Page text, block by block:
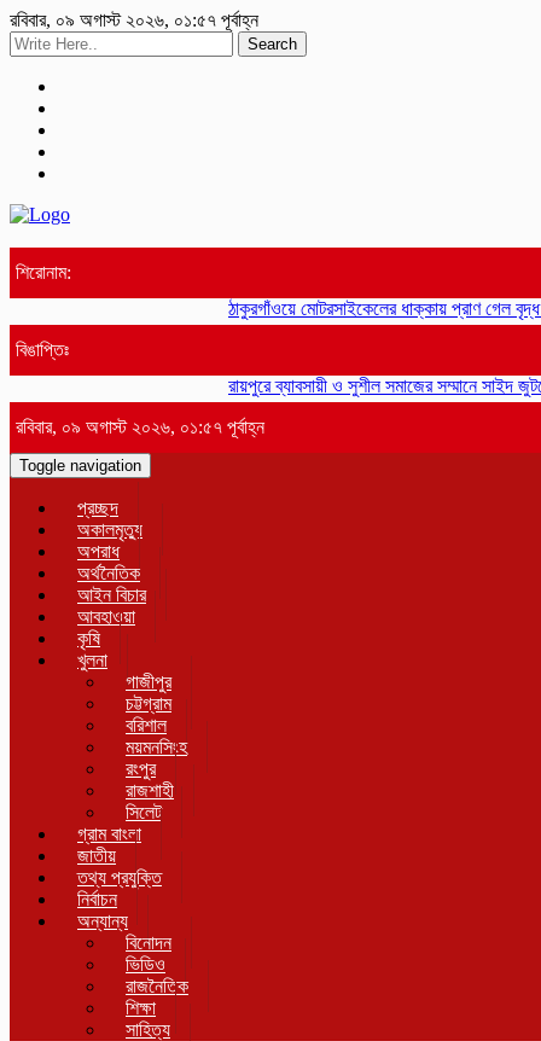
রবিবার, ০৯ অগাস্ট ২০২৬, ০১:৫৭ পূর্বাহ্ন
Search
শিরোনাম:
ঠাকুরগাঁওয়ে মোটরসাইকেলের ধাক্কায় প্রাণ গেল
বিঙাপ্তিঃ
রায়পুরে ব্যাবসায়ী ও সুশীল সমাজের সম্মানে সাইদ
রবিবার, ০৯ অগাস্ট ২০২৬, ০১:৫৭ পূর্বাহ্ন
Toggle navigation
প্রচ্ছদ
অকালমৃত্যু
অপরাধ
অর্থনৈতিক
আইন বিচার
আবহাওয়া
কৃষি
খুলনা
গাজীপুর
চট্টগ্রাম
বরিশাল
ময়মনসিংহ
রংপুর
রাজশাহী
সিলেট
গ্রাম বাংলা
জাতীয়
তথ্য প্রযুক্তি
নির্বাচন
অন্যান্য
বিনোদন
ভিডিও
রাজনৈতিক
শিক্ষা
সাহিত্য